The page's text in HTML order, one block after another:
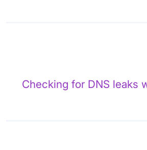
Checking for DNS leaks